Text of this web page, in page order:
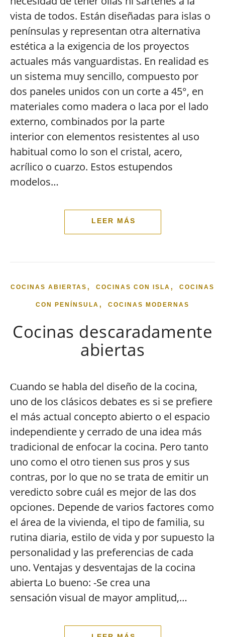
vista de todos. Están diseñadas para islas o
penínsulas y representan otra alternativa
estética a la exigencia de los proyectos
actuales más vanguardistas. En realidad es
un sistema muy sencillo, compuesto por
dos paneles unidos con un corte a 45°, en
materiales como madera o laca por el lado
externo, combinados por la parte
interior con elementos resistentes al uso
habitual como lo son el cristal, acero,
acrílico o cuarzo. Estos estupendos
modelos…
COCINAS ABIERTAS , COCINAS CON ISLA , COCINAS
CON PENÍNSULA , COCINAS MODERNAS
Cocinas descaradamente
abiertas
Cuando se habla del diseño de la cocina,
uno de los clásicos debates es si se prefiere
el más actual concepto abierto o el espacio
independiente y cerrado de una idea más
tradicional de enfocar la cocina. Pero tanto
uno como el otro tienen sus pros y sus
contras, por lo que no se trata de emitir un
veredicto sobre cuál es mejor de las dos
opciones. Depende de varios factores como
el área de la vivienda, el tipo de familia, su
rutina diaria, estilo de vida y por supuesto la
personalidad y las preferencias de cada
uno. Ventajas y desventajas de la cocina
abierta Lo bueno: -Se crea una
sensación visual de mayor amplitud,…